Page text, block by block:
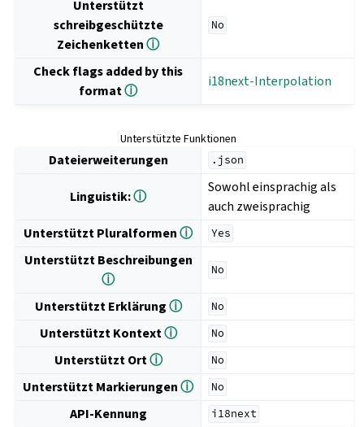
Unterstützt
schreibgeschützte
Zeichenkettenⓘ
No
Check flags added by this
formatⓘ
i18next-Interpolation
Unterstützte Funktionen
Dateierweiterungen .json
Linguistik:ⓘ
Sowohl einsprachig als
auch zweisprachig
Unterstützt Pluralformenⓘ Yes
Unterstützt Beschreibungen
ⓘ
No
Unterstützt Erklärungⓘ No
Unterstützt Kontextⓘ No
Unterstützt Ortⓘ No
Unterstützt Markierungenⓘ No
API-Kennung i18next